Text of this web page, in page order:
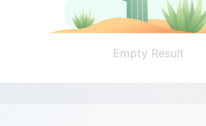
Empty Result